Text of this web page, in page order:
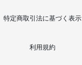
特定商取引法に基づく表示
利用規約